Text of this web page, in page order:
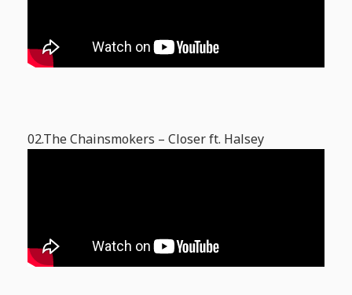
02.The Chainsmokers – Closer ft. Halsey